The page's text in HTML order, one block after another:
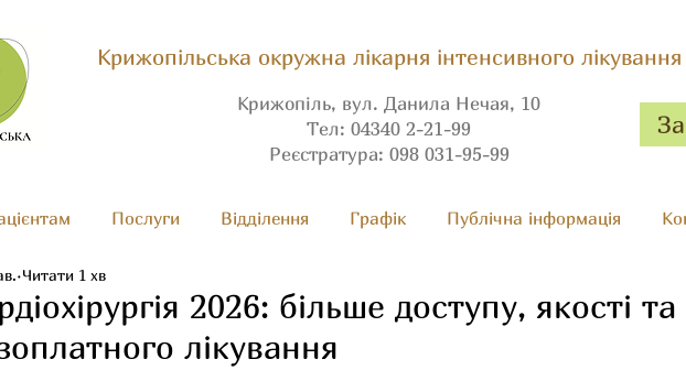
Крижопільська окружна лікарня інтенсивного лікування
Крижопіль, вул. Данила Нечая, 10
Тел: 04340 2-21-99
Реєстратура: 098 031-95-99
Послуги Вiдділення Графік Публічна інформація
2026: більше доступу, якості та
лікування
Читати 1 хв